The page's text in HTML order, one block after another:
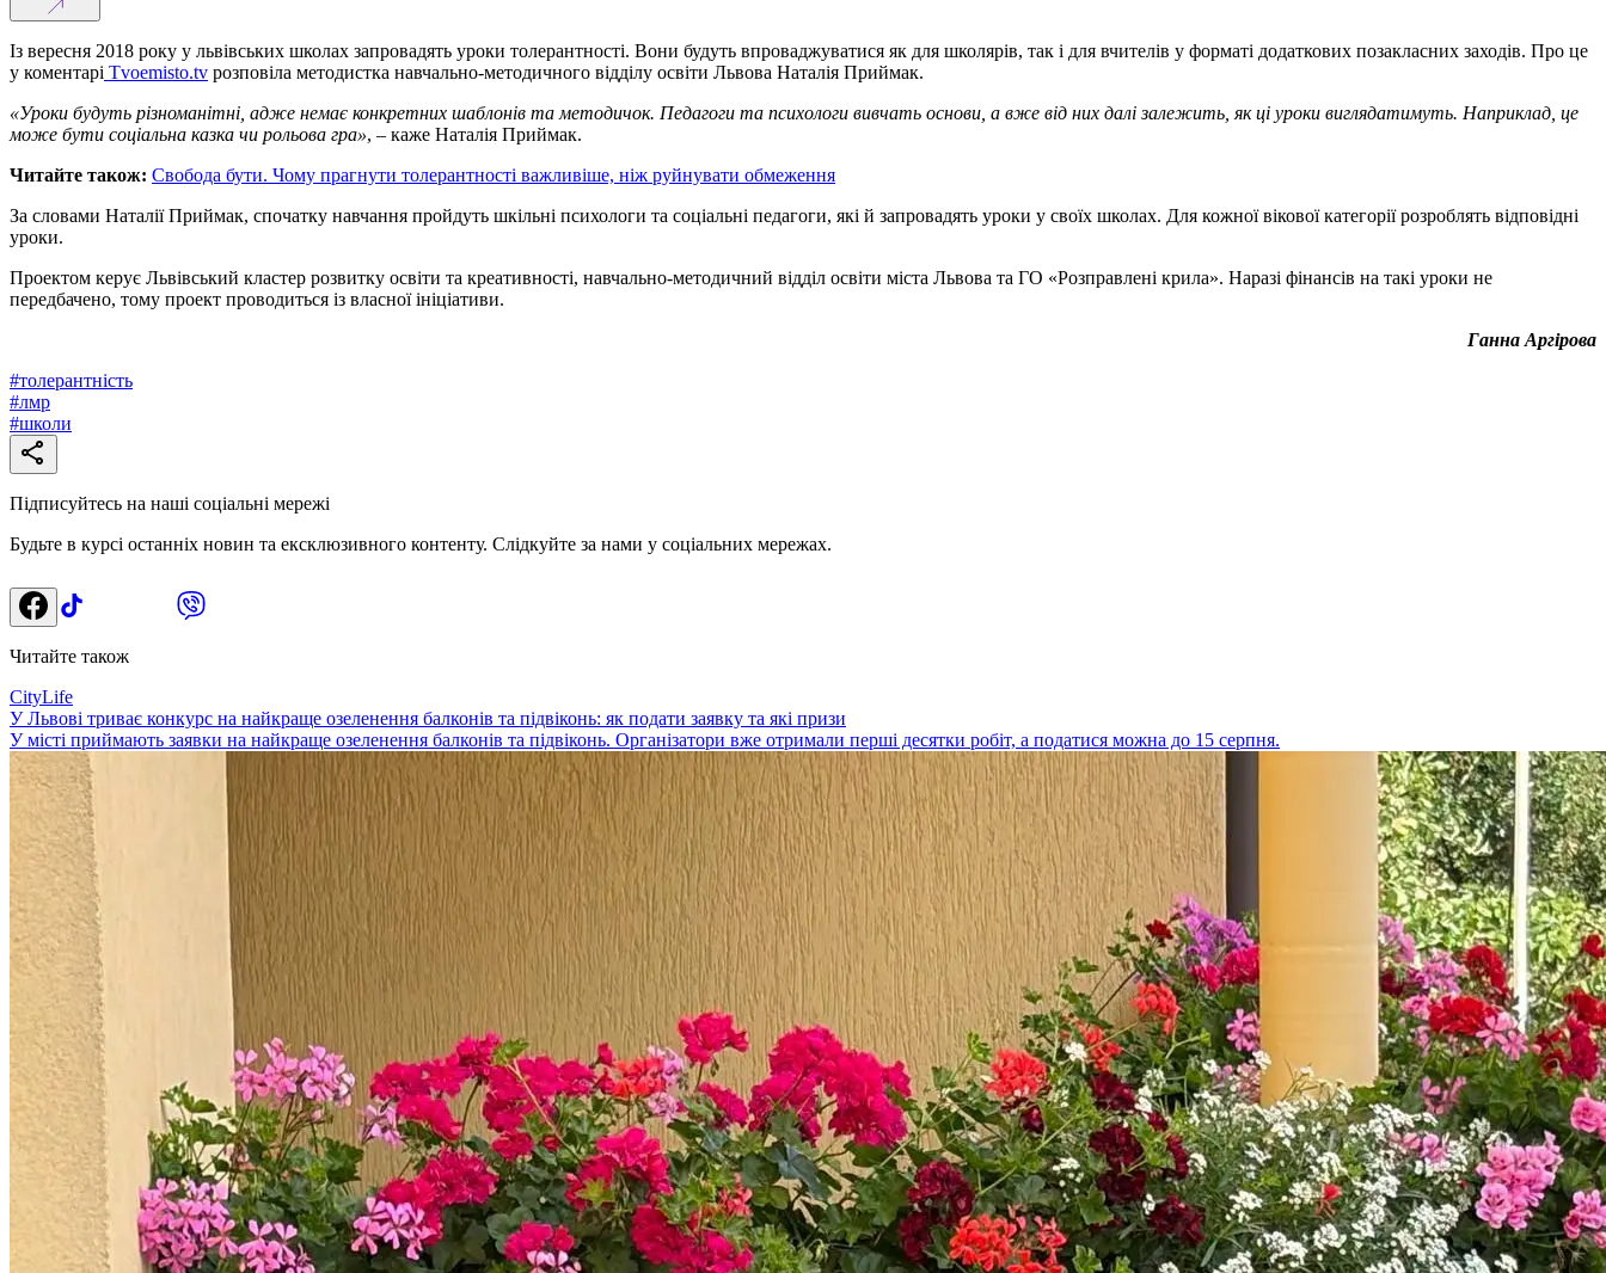
Із вересня 2018 року у львівських школах запровадять уроки толерантності. Вони будуть впроваджуватися як для школярів, так і для вчителів у форматі додаткових позакласних заходів. Про це
у коментарі Tvoemisto.tv розповіла методистка навчально-методичного відділу освіти Львова Наталія Приймак.
«Уроки будуть різноманітні, адже немає конкретних шаблонів та методичок. Педагоги та психологи вивчать основи, а вже від них далі залежить, як ці уроки виглядатимуть. Наприклад, це
може бути соціальна казка чи рольова гра», – каже Наталія Приймак.
Читайте також: Свобода бути. Чому прагнути толерантності важливіше, ніж руйнувати обмеження
За словами Наталії Приймак, спочатку навчання пройдуть шкільні психологи та соціальні педагоги, які й запровадять уроки у своїх школах. Для кожної вікової категорії розроблять відповідні
уроки.
Проектом керує Львівський кластер розвитку освіти та креативності, навчально-методичний відділ освіти міста Львова та ГО «Розправлені крила». Наразі фінансів на такі уроки не
передбачено, тому проект проводиться із власної ініціативи.
Ганна Аргірова
#толерантність
#лмр
#школи
Підписуйтесь на наші соціальні мережі
Будьте в курсі останніх новин та ексклюзивного контенту. Слідкуйте за нами у соціальних мережах.
Читайте також
CityLife
У Львові триває конкурс на найкраще озеленення балконів та підвіконь: як подати заявку та які призи
У місті приймають заявки на найкраще озеленення балконів та підвіконь. Організатори вже отримали перші десятки робіт, а податися можна до 15 серпня.